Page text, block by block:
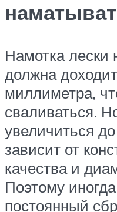
Намотка лески
должна
миллиметра,
сваливаться.
увеличиться
зависит от
качества и
Поэтому
постоянный